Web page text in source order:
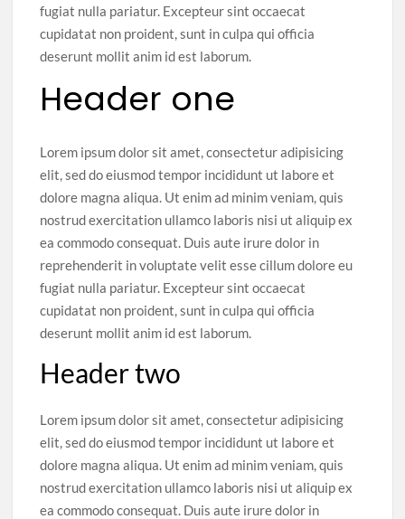
fugiat nulla pariatur. Excepteur sint occaecat
cupidatat non proident, sunt in culpa qui officia
deserunt mollit anim id est laborum.
Header one
Lorem ipsum dolor sit amet, consectetur adipisicing
elit, sed do eiusmod tempor incididunt ut labore et
dolore magna aliqua. Ut enim ad minim veniam, quis
nostrud exercitation ullamco laboris nisi ut aliquip ex
ea commodo consequat. Duis aute irure dolor in
reprehenderit in voluptate velit esse cillum dolore eu
fugiat nulla pariatur. Excepteur sint occaecat
cupidatat non proident, sunt in culpa qui officia
deserunt mollit anim id est laborum.
Header two
Lorem ipsum dolor sit amet, consectetur adipisicing
elit, sed do eiusmod tempor incididunt ut labore et
dolore magna aliqua. Ut enim ad minim veniam, quis
nostrud exercitation ullamco laboris nisi ut aliquip ex
ea commodo consequat. Duis aute irure dolor in